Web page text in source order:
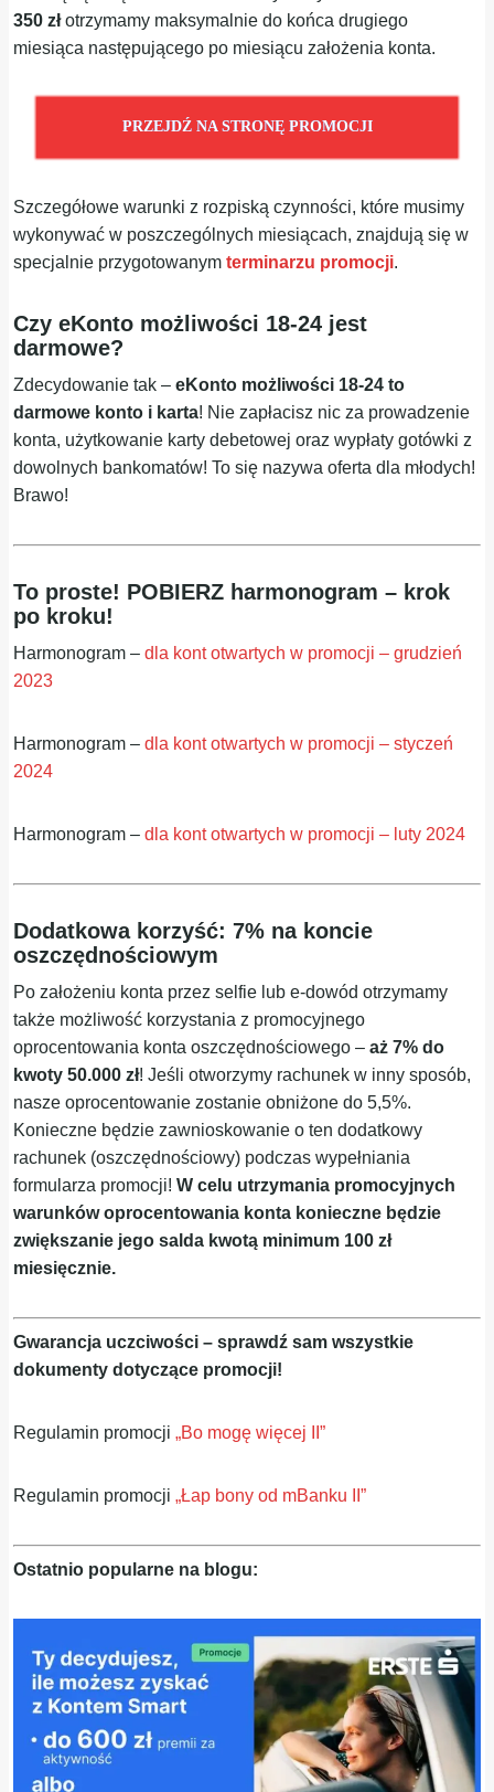
350 złotrzymamy maksymalnie do końca drugiego
miesiąca następującego po miesiącu założenia konta.
PRZEJDŹ NA STRONĘ PROMOCJI
Szczegółowe warunki z rozpiską czynności, które musimy
wykonywać w poszczególnych miesiącach, znajdują się w
specjalnie przygotowanymterminarzu promocji.
Czy eKonto możliwości 18-24 jest
darmowe?
Zdecydowanie tak –eKonto możliwości 18-24 to
darmowe konto i karta! Nie zapłacisz nic za prowadzenie
konta, użytkowanie karty debetowej oraz wypłaty gotówki z
dowolnych bankomatów! To się nazywa oferta dla młodych!
Brawo!
To proste! POBIERZ harmonogram – krok
po kroku!
Harmonogram –dla kont otwartych w promocji – grudzień
2023
Harmonogram –dla kont otwartych w promocji – styczeń
2024
Harmonogram –dla kont otwartych w promocji – luty 2024
Dodatkowa korzyść: 7% na koncie
oszczędnościowym
Po założeniu konta przez selfie lub e-dowód otrzymamy
także możliwość korzystania z promocyjnego
oprocentowania konta oszczędnościowego –aż 7% do
kwoty 50.000 zł! Jeśli otworzymy rachunek w inny sposób,
nasze oprocentowanie zostanie obniżone do 5,5%.
Konieczne będzie zawnioskowanie o ten dodatkowy
rachunek (oszczędnościowy) podczas wypełniania
formularza promocji!W celu utrzymania promocyjnych
warunków oprocentowania konta konieczne będzie
zwiększanie jego salda kwotą minimum 100 zł
miesięcznie.
Gwarancja uczciwości – sprawdź sam wszystkie
dokumenty dotyczące promocji!
Regulamin promocji„Bo mogę więcej II”
Regulamin promocji„Łap bony od mBanku II”
Ostatnio popularne na blogu: